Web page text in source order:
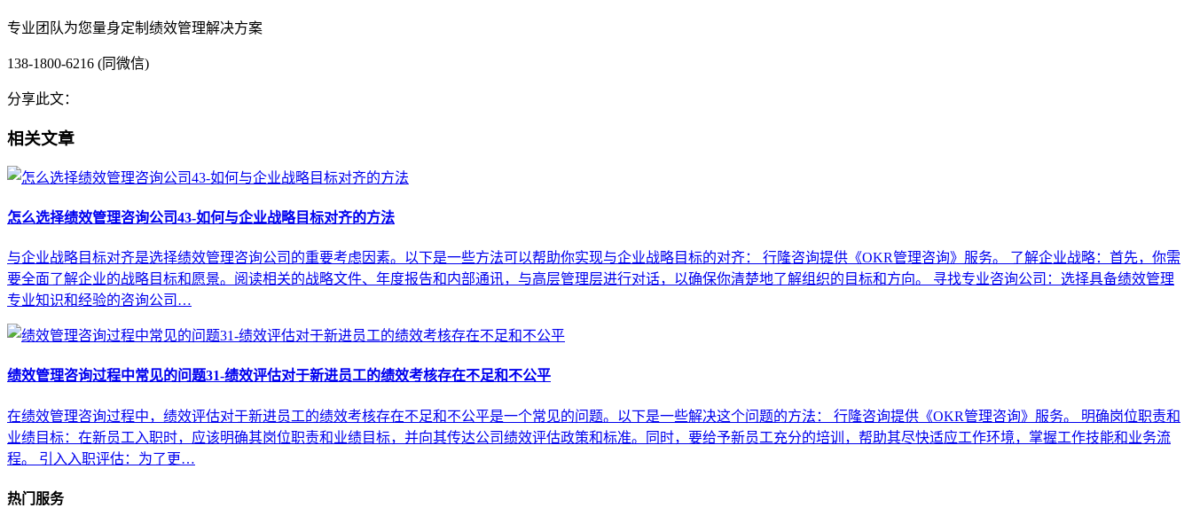
专业团队为您量身定制绩效管理解决方案
138-1800-6216 (同微信)
分享此文：
相关文章
怎么选择绩效管理咨询公司43-如何与企业战略目标对齐的方法
与企业战略目标对齐是选择绩效管理咨询公司的重要考虑因素。以下是一些方法可以帮助你实现与企业战略目标的对齐： 行隆咨询提供《OKR管理咨询》服务。 了解企业战略：首先，你需
要全面了解企业的战略目标和愿景。阅读相关的战略文件、年度报告和内部通讯，与高层管理层进行对话，以确保你清楚地了解组织的目标和方向。 寻找专业咨询公司：选择具备绩效管理
专业知识和经验的咨询公司…
绩效管理咨询过程中常见的问题31-绩效评估对于新进员工的绩效考核存在不足和不公平
在绩效管理咨询过程中，绩效评估对于新进员工的绩效考核存在不足和不公平是一个常见的问题。以下是一些解决这个问题的方法： 行隆咨询提供《OKR管理咨询》服务。 明确岗位职责和
业绩目标：在新员工入职时，应该明确其岗位职责和业绩目标，并向其传达公司绩效评估政策和标准。同时，要给予新员工充分的培训，帮助其尽快适应工作环境，掌握工作技能和业务流
程。 引入入职评估：为了更…
热门服务